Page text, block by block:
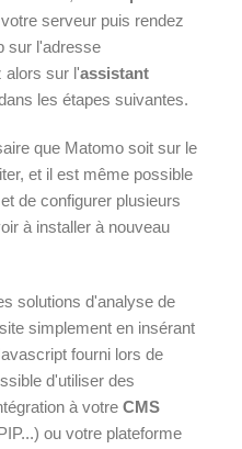
serveur puis rendez
sur l'adresse
alors sur l'assistant
les étapes suivantes.
que Matomo soit sur le
et il est même possible
de configurer plusieurs
à installer à nouveau
solutions d'analyse de
simplement en insérant
fourni lors de
d'utiliser des
à votre CMS
ou votre plateforme